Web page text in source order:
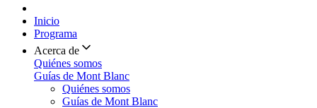
Inicio
Programa
Acerca de
Quiénes somos
Guías de Mont Blanc
Quiénes somos
Guías de Mont Blanc